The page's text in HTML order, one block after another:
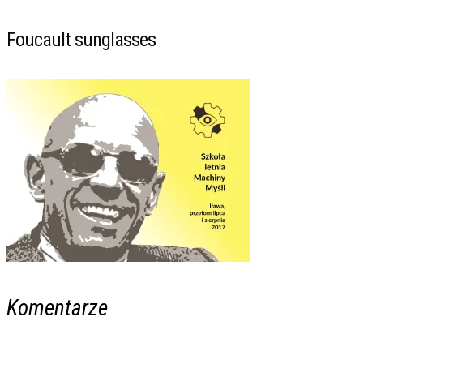
Foucault sunglasses
Komentarze